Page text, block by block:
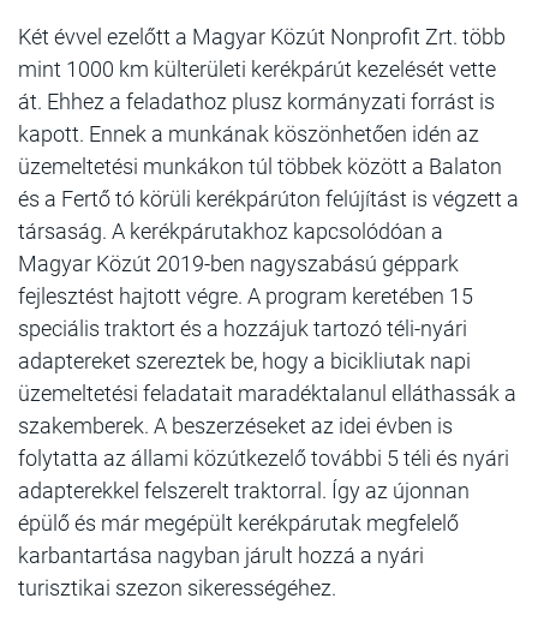
Két évvel ezelőtt a Magyar Közút Nonprofit Zrt. több
mint 1000 km külterületi kerékpárút kezelését vette
át. Ehhez a feladathoz plusz kormányzati forrást is
kapott. Ennek a munkának köszönhetően idén az
üzemeltetési munkákon túl többek között a Balaton
és a Fertő tó körüli kerékpárúton felújítást is végzett a
társaság. A kerékpárutakhoz kapcsolódóan a
Magyar Közút 2019-ben nagyszabású géppark
fejlesztést hajtott végre. A program keretében 15
speciális traktort és a hozzájuk tartozó téli-nyári
adaptereket szereztek be, hogy a bicikliutak napi
üzemeltetési feladatait maradéktalanul elláthassák a
szakemberek. A beszerzéseket az idei évben is
folytatta az állami közútkezelő további 5 téli és nyári
adapterekkel felszerelt traktorral. Így az újonnan
épülő és már megépült kerékpárutak megfelelő
karbantartása nagyban járult hozzá a nyári
turisztikai szezon sikerességéhez.